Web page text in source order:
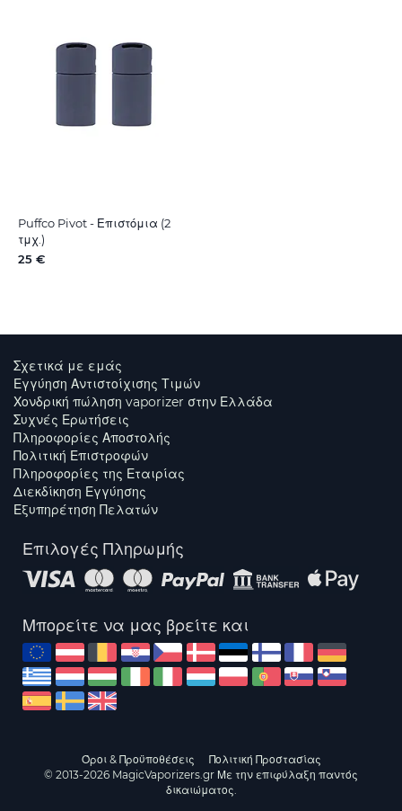
Puffco Pivot - Επιστόμια (2
τμχ.)
25 €
Σχετικά με εμάς
Εγγύηση Αντιστοίχισης Τιμών
Χονδρική πώληση vaporizer στην Ελλάδα
Συχνές Ερωτήσεις
Πληροφορίες Αποστολής
Πολιτική Επιστροφών
Πληροφορίες της Εταιρίας
Διεκδίκηση Εγγύησης
Εξυπηρέτηση Πελατών
Επιλογές Πληρωμής
Μπορείτε να μας βρείτε και
Όροι & Προϋποθέσεις
Πολιτική Προστασίας
© 2013-2026 MagicVaporizers.gr Με την επιφύλαξη παντός
δικαιώματος.